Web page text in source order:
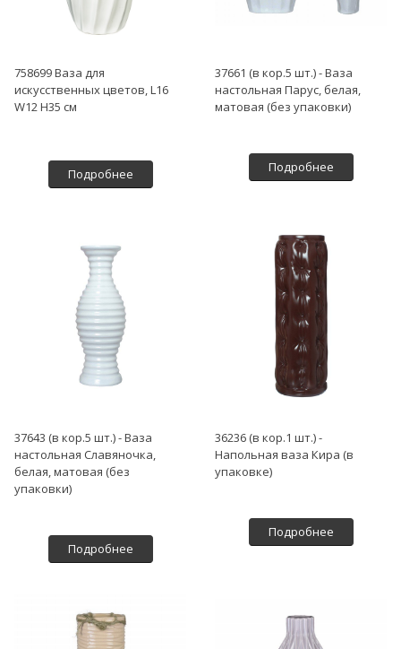
758699 Ваза для
искусственных цветов, L16
W12 H35 см
Подробнее
37661 (в кор.5 шт.) - Ваза
настольная Парус, белая,
матовая (без упаковки)
Подробнее
37643 (в кор.5 шт.) - Ваза
настольная Славяночка,
белая, матовая (без
упаковки)
Подробнее
36236 (в кор.1 шт.) -
Напольная ваза Кира (в
упаковке)
Подробнее